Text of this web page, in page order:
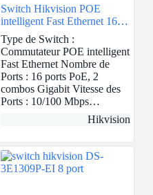
Switch Hikvision POE
intelligent Fast Ethernet 16
ports
Type de Switch :
Commutateur POE intelligent
Fast Ethernet Nombre de
Ports : 16 ports PoE, 2
combos Gigabit Vitesse des
Ports : 10/100 Mbps…
Hikvision